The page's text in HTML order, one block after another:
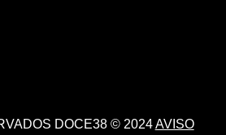
DOCE38 © 2024AVISO